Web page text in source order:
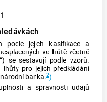
podle jejich klasifikace a
ve lhůtě včetně
se sestavují podle vzorů.
lhůty pro jejich předkládání
banka.2)
a správnosti údajů